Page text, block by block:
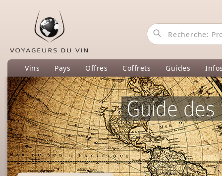
Vins Pays Offres Coffrets Guides
Guide